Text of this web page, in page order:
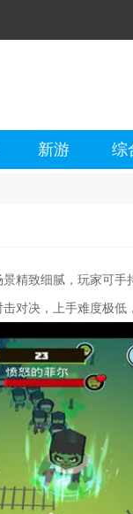
新游 综
精致细腻，玩家可
对决，上手难度极低